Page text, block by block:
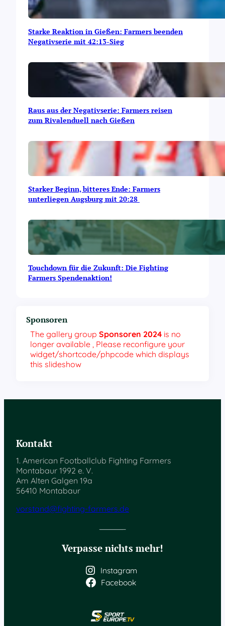
Starke Reaktion in Gießen: Farmers beenden
Negativserie mit 42:13-Sieg
Raus aus der Negativserie: Farmers reisen
zum Rivalenduell nach Gießen
Starker Beginn, bitteres Ende: Farmers
unterliegen Augsburg mit 20:28
Touchdown für die Zukunft: Die Fighting
Farmers Spendenaktion!
Sponsoren
The gallery group Sponsoren 2024 is no
longer available , Please reconfigure your
widget/shortcode/phpcode which displays
this slideshow
Kontakt
1. American Footballclub Fighting Farmers
Montabaur 1992 e. V.
Am Alten Galgen 19a
56410 Montabaur
vorstand@fighting-farmers.de
Verpasse nichts mehr!
Instagram
Facebook